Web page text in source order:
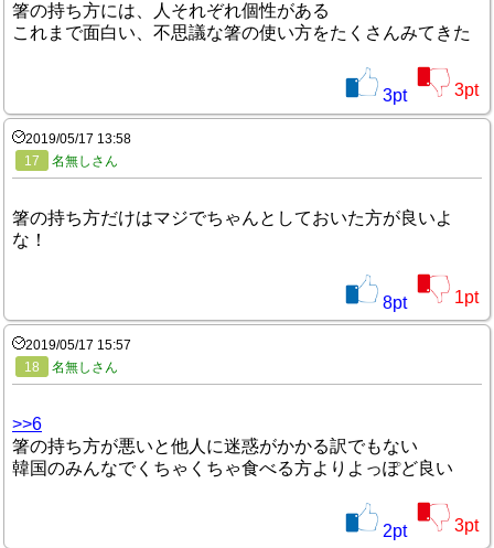
箸の持ち方には、人それぞれ個性がある
これまで面白い、不思議な箸の使い方をたくさんみてきた
3pt 3pt
2019/05/17 13:58
17
名無しさん
箸の持ち方だけはマジでちゃんとしておいた方が良いよ
な！
8pt 1pt
2019/05/17 15:57
18
名無しさん
>>6
箸の持ち方が悪いと他人に迷惑がかかる訳でもない
韓国のみんなでくちゃくちゃ食べる方よりよっぽど良い
2pt 3pt